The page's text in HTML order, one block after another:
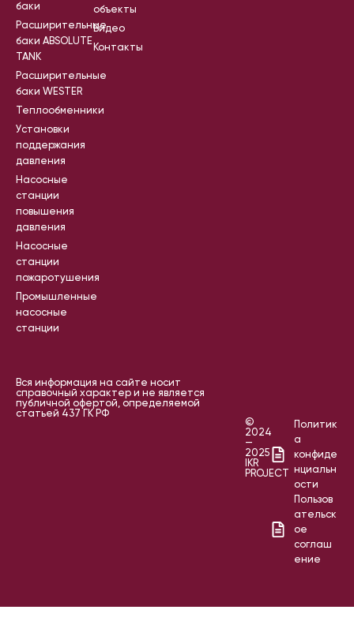
баки
Расширительные
баки ABSOLUTE
TANK
Расширительные
баки WESTER
Теплообменники
Установки
поддержания
давления
Насосные
станции
повышения
давления
Насосные
станции
пожаротушения
Промышленные
насосные
станции
объекты
Видео
Контакты
Вся информация на сайте носит
справочный характер и не является
публичной офертой, определяемой
статьей 437 ГК РФ
©
2024
—
2025
IKR
PROJECT
Политик
а
конфиде
нциальн
ости
Пользов
ательск
ое
соглаш
ение